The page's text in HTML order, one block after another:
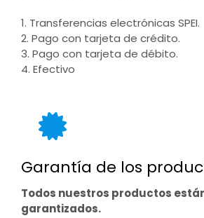
1. Transferencias electrónicas SPEI.
2. Pago con tarjeta de crédito.
3. Pago con tarjeta de débito.
4. Efectivo
Garantía de los
Todos nuestros productos
garantizados.